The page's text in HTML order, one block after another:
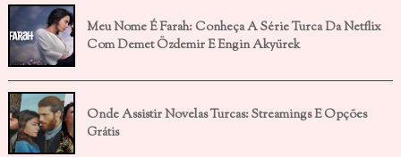
Meu Nome É Farah: Conheça A Série Turca Da Netflix
Com Demet Özdemir E Engin Akyürek
Onde Assistir Novelas Turcas: Streamings E Opções
Grátis